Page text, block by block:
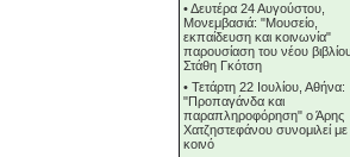
•Δευτέρα 24 Αυγούστου,
Μονεμβασιά: "Μουσείο,
εκπαίδευση και κοινωνία"
παρουσίαση του νέου
Στάθη Γκότση
• Τετάρτη 22 Ιουλίου, Αθήνα:
"Προπαγάνδα και
παραπληροφόρηση" ο Άρης
Χατζηστεφάνου συνομιλεί με
κοινό